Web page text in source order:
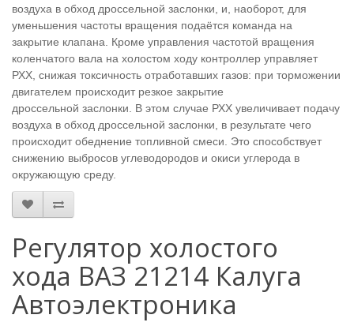
воздуха в обход дроссельной заслонки, и, наоборот, для
уменьшения частоты вращения подаётся команда на
закрытие клапана. Кроме управления частотой вращения
коленчатого вала на холостом ходу контроллер управляет
РХХ, снижая токсичность отработавших газов: при торможении
двигателем происходит резкое закрытие
дроссельной заслонки. В этом случае РХХ увеличивает подачу
воздуха в обход дроссельной заслонки, в результате чего
происходит обеднение топливной смеси. Это способствует
снижению выбросов углеводородов и окиси углерода в
окружающую среду.
Регулятор холостого
хода ВАЗ 21214 Калуга
Автоэлектроника